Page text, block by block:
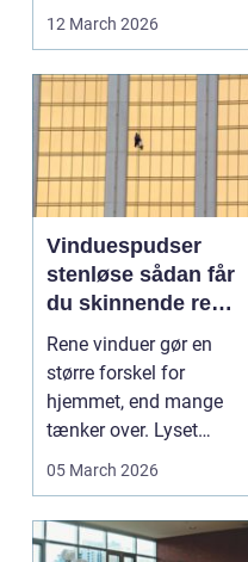
omegn søger p...
12 March 2026
Vinduespudser
stenløse sådan får
du skinnende rene
ruder året rundt
Rene vinduer gør en
større forskel for
hjemmet, end mange
tænker over. Lyset
falder anderledes ind,
05 March 2026